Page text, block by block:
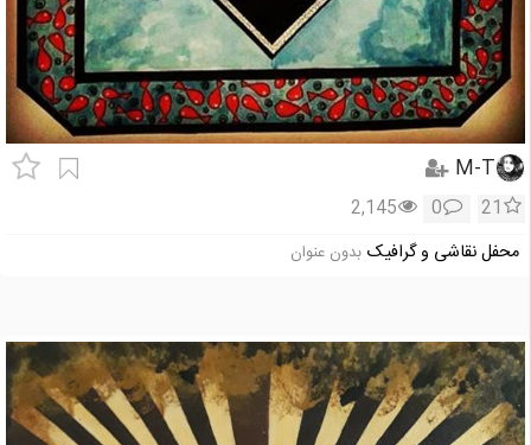
M-T
21
0
2,145
محفل نقاشی و گرافیک بدون عنوان